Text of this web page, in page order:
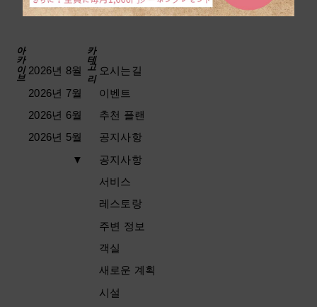
아카이브 2026년 8월
2026년 7월
2026년 6월
2026년 5월
▼
카테고리 오시는길
이벤트
추천 플랜
공지사항
공지사항
서비스
레스토랑
주변 정보
객실
새로운 계획
시설